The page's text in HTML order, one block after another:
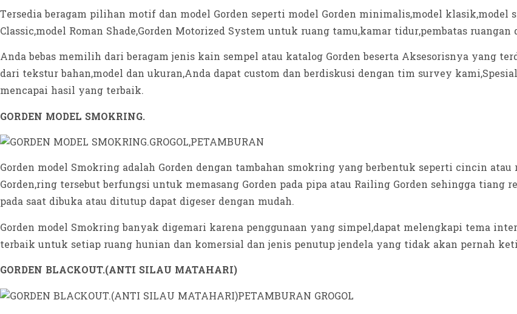
Tersedia beragam pilihan motif dan model Gorden seperti model Gorden minimalis,model klasik,model
Classic,model Roman Shade,Gorden Motorized System untuk ruang tamu,kamar tidur,pembatas
Anda bebas memilih dari beragam jenis kain sempel atau katalog Gorden beserta Aksesorisnya yang
dari tekstur bahan,model dan ukuran,Anda dapat custom dan berdiskusi dengan tim survey
mencapai hasil yang terbaik.
GORDEN MODEL SMOKRING.
Gorden model Smokring adalah Gorden dengan tambahan smokring yang berbentuk seperti cincin
Gorden,ring tersebut berfungsi untuk memasang Gorden pada pipa atau Railing Gorden sehingga tiang
pada saat dibuka atau ditutup dapat digeser dengan mudah.
Gorden model Smokring banyak digemari karena penggunaan yang simpel,dapat melengkapi tema
terbaik untuk setiap ruang hunian dan komersial dan jenis penutup jendela yang tidak akan pernah
GORDEN BLACKOUT.(ANTI SILAU MATAHARI)